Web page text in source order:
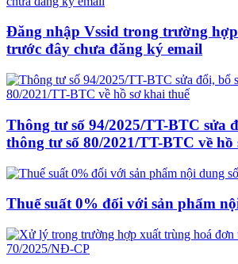
Đăng nhập Vssid trong trường
trước đây chưa đăng ký email
Thông tư số 94/2025/TT-BTC sửa
thông tư số 80/2021/TT-BTC về
Thuế suất 0% đối với sản phẩm